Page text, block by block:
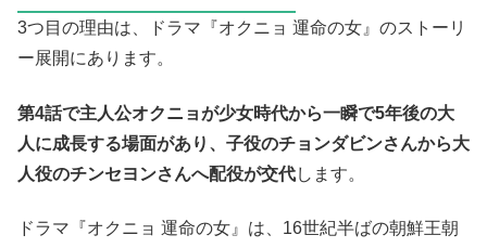
3つ目の理由は、ドラマ『オクニョ 運命の女』のストーリ
ー展開にあります。
第4話で主人公オクニョが少女時代から一瞬で5年後の大
人に成長する場面があり、子役のチョンダビンさんから大
人役のチンセヨンさんへ配役が交代します。
ドラマ『オクニョ 運命の女』は、16世紀半ばの朝鮮王朝